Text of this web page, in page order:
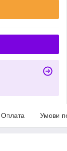
Оплата Умови